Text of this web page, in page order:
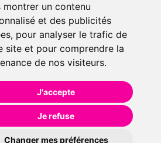
montrer un contenu
et des publicités
pour analyser le trafic de
site et pour comprendre la
de nos visiteurs.
J'accepte
Je refuse
Changer mes préférences
Pharmacie d’Amiens vous souhaitent de
nos conseils pharmaceutiques,
parapharmaceutiques, beauté et
de la Grande Pharmacie d’Amiens.
à un choix de 20000 références en
diététique et animaux (vétérinaire).
et parapharmacie en ligne et venez
faire livrer à domicile.